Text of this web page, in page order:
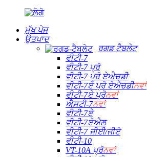
ਮੁੱਖ ਪੇਜ
ਉਤਪਾਦ
ਰਗਡ ਟੈਬਲੇਟ
ਵੀਟੀ-7
ਵੀਟੀ-7 ਪ੍ਰੋ
ਵੀਟੀ-7 ਪ੍ਰੋ ਏਐਚਡੀ
ਵੀਟੀ-7ਏ ਪ੍ਰੋ ਏਐਚਡੀਨਵਾਂ
ਵੀਟੀ-7ਏ ਪ੍ਰੋਨਵਾਂ
ਐਸਟੀ-7ਨਵਾਂ
ਵੀਟੀ-7ਏ
ਵੀਟੀ-7ਏਐਲ
ਵੀਟੀ-7 ਜੀਈ/ਜੀਏ
ਵੀਟੀ-10
VT-10A ਪ੍ਰੋਨਵਾਂ